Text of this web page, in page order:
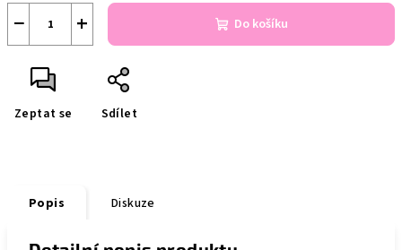
+
− Do košíku
Zeptat se Sdílet
Popis Diskuze